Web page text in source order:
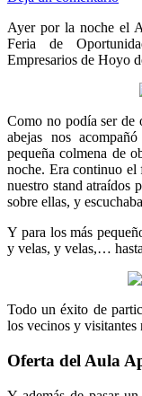
Ayer por la noche el
Feria de
Empresarios de Hoyo
Como no podía ser de
abejas nos
pequeña colmena de
noche. Era continuo el
nuestro stand atraídos
sobre ellas, y
Y para los más
y velas, y velas,…
Todo un éxito de
los vecinos y visitantes
Oferta del Aula